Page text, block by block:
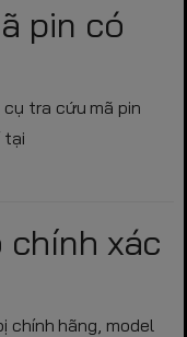
pin có
tra cứu mã pin
tại
xác
chính hãng, model